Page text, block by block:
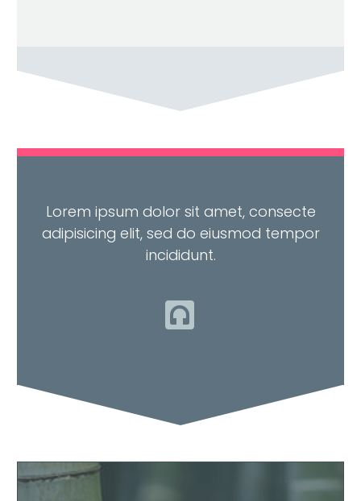
Lorem ipsum dolor sit amet, consecte
adipisicing elit, sed do eiusmod tempor
incididunt.

